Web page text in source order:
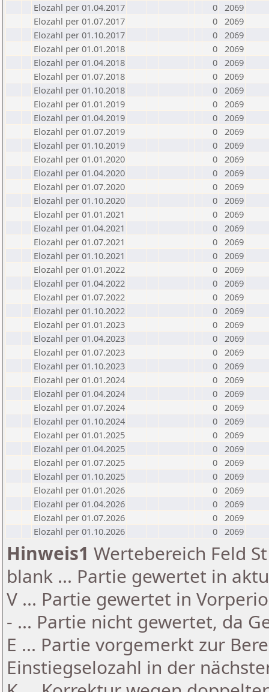
Elozahl per 01.04.2017
0 2069
Elozahl per 01.07.2017
0 2069
Elozahl per 01.10.2017
0 2069
Elozahl per 01.01.2018
0 2069
Elozahl per 01.04.2018
0 2069
Elozahl per 01.07.2018
0 2069
Elozahl per 01.10.2018
0 2069
Elozahl per 01.01.2019
0 2069
Elozahl per 01.04.2019
0 2069
Elozahl per 01.07.2019
0 2069
Elozahl per 01.10.2019
0 2069
Elozahl per 01.01.2020
0 2069
Elozahl per 01.04.2020
0 2069
Elozahl per 01.07.2020
0 2069
Elozahl per 01.10.2020
0 2069
Elozahl per 01.01.2021
0 2069
Elozahl per 01.04.2021
0 2069
Elozahl per 01.07.2021
0 2069
Elozahl per 01.10.2021
0 2069
Elozahl per 01.01.2022
0 2069
Elozahl per 01.04.2022
0 2069
Elozahl per 01.07.2022
0 2069
Elozahl per 01.10.2022
0 2069
Elozahl per 01.01.2023
0 2069
Elozahl per 01.04.2023
0 2069
Elozahl per 01.07.2023
0 2069
Elozahl per 01.10.2023
0 2069
Elozahl per 01.01.2024
0 2069
Elozahl per 01.04.2024
0 2069
Elozahl per 01.07.2024
0 2069
Elozahl per 01.10.2024
0 2069
Elozahl per 01.01.2025
0 2069
Elozahl per 01.04.2025
0 2069
Elozahl per 01.07.2025
0 2069
Elozahl per 01.10.2025
0 2069
Elozahl per 01.01.2026
0 2069
Elozahl per 01.04.2026
0 2069
Elozahl per 01.07.2026
0 2069
Elozahl per 01.10.2026
0 2069
Hinweis1 Wertebereich Feld
blank ... Partie gewertet in
V ... Partie gewertet in
- ... Partie nicht gewertet, da
E ... Partie vorgemerkt zur
Einstiegselozahl in der